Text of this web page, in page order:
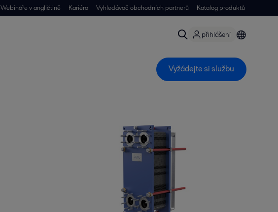
Webináře v angličtině Kariéra Vyhledávač obchodních partnerů Katalog produktů
přihlášení
Vyžádejte si službu